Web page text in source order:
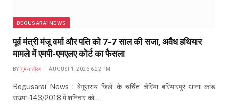
BEGUSARAI NEWS
पूर्व मंत्री मंजू वर्मा और पति को 7-7 साल की सजा, अवैध हथियार
मामले में एमपी-एमएलए कोर्ट का फैसला
BY सुमन सौरब AUGUST 1, 2026 6:22 PM
Begusarai News : बेगूसराय जिले के चर्चित चेरिया बरियारपुर थाना कांड
संख्या-143/2018 में शनिवार को…